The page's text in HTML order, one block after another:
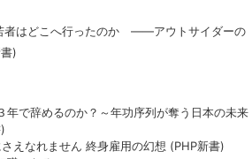
者はどこへ行ったのか ――アウトサイダーの
)